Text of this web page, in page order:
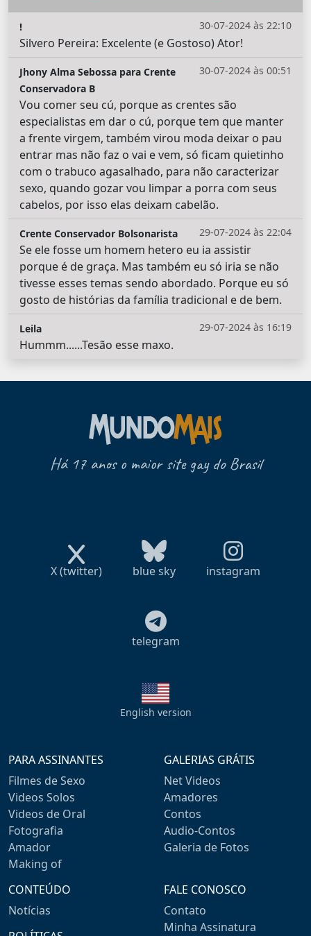
30-07-2024 às 22:10
!
Silvero Pereira: Excelente (e Gostoso) Ator!
30-07-2024 às 00:51
Jhony Alma Sebossa para Crente
Conservadora B
Vou comer seu cú, porque as crentes são
especialistas em dar o cú, porque tem que manter
a frente virgem, também virou moda deixar o pau
entrar mas não faz o vai e vem, só ficam quietinho
com o trabuco agasalhado, para não caracterizar
sexo, quando gozar vou limpar a porra com seus
cabelos, por isso elas deixam cabelão.
29-07-2024 às 22:04
Crente Conservador Bolsonarista
Se ele fosse um homem hetero eu ia assistir
porque é de graça. Mas também eu só iria se não
tivesse esses temas sendo abordado. Porque eu só
gosto de histórias da família tradicional e de bem.
29-07-2024 às 16:19
Leila
Hummm......Tesão esse maxo.
Há 17 anos o maior site gay do Brasil
X (twitter) blue sky instagram
telegram
English version
PARA ASSINANTES
Filmes de Sexo
Videos Solos
Videos de Oral
Fotografia
Amador
Making of
GALERIAS GRÁTIS
Net Videos
Amadores
Contos
Audio-Contos
Galeria de Fotos
CONTEÚDO
Notícias
FALE CONOSCO
Contato
Minha Assinatura